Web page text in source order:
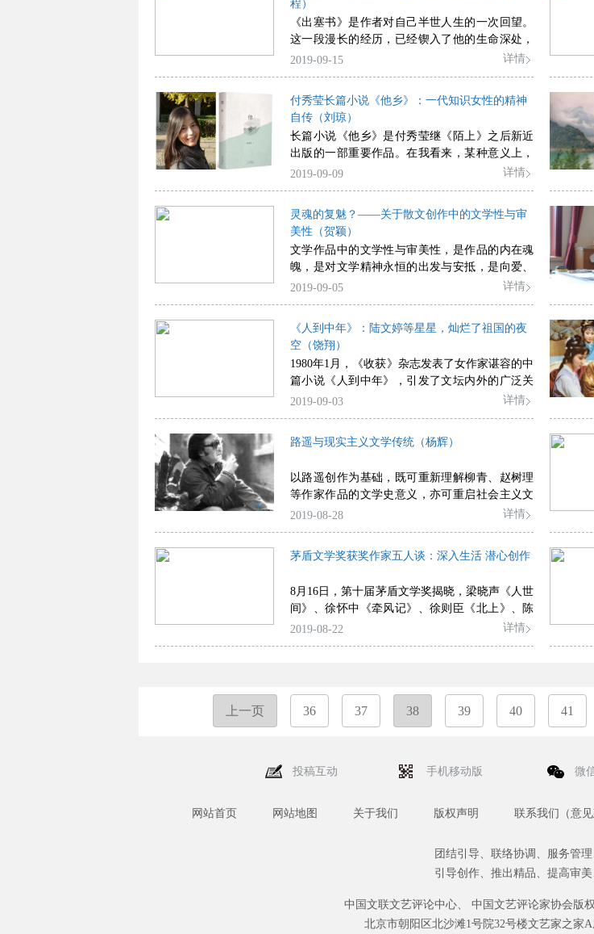
程）
《出塞书》是作者对自己半世人生的一次回望。
这一段漫长的经历，已经锲入了他的生命深处，
难以忘怀，无法磨蚀。
2019-09-15 详情
付秀莹长篇小说《他乡》：一代知识女性的精神
自传（刘琼）
长篇小说《他乡》是付秀莹继《陌上》之后新近
出版的一部重要作品。在我看来，某种意义上，
它比《陌上》更重要，它证明作家具有连绵持续
2019-09-09 详情
灵魂的复魅？——关于散文创作中的文学性与审
美性（贺颖）
文学作品中的文学性与审美性，是作品的内在魂
魄，是对文学精神永恒的出发与安抵，是向爱、
光芒、希冀，向无畏的永恒之美的深切致敬，是
2019-09-05 详情
《人到中年》：陆文婷等星星，灿烂了祖国的夜
空（饶翔）
1980年1月，《收获》杂志发表了女作家谌容的中
篇小说《人到中年》，引发了文坛内外的广泛关
注。小说成功塑造了社会主义新人陆文婷的典型
在新中国成长的一代知识分子崇高的精神面貌，
2019-09-03 详情
路遥与现实主义文学传统（杨辉）
以路遥创作为基础，既可重新理解柳青、赵树理
等作家作品的文学史意义，亦可重启社会主义文
学的若干重要思想和审美空间。当下文学如何突
2019-08-28 详情
茅盾文学奖获奖作家五人谈：深入生活 潜心创作
8月16日，第十届茅盾文学奖揭晓，梁晓声《人世
间》、徐怀中《牵风记》、徐则臣《北上》、陈
彦《主角》、李洱《应物兄》5部长篇小说获奖。
2019-08-22 详情
上一页 36 37 38 39 40 41
投稿互动 手机移动版 微
网站首页 网站地图 关于我们 版权声明 联系我们（意见
团结引导、联络协调、服务管
引导创作、推出精品、提高审
中国文联文艺评论中心、 中国文艺评论家协会版
北京市朝阳区北沙滩1号院32号楼文艺家之家A